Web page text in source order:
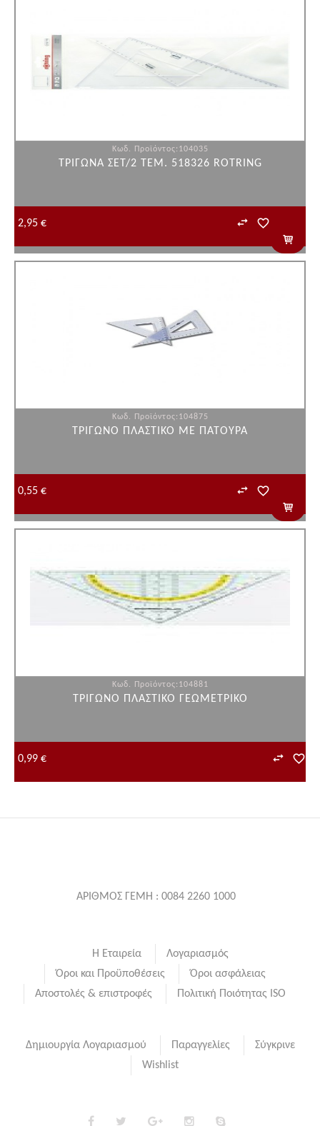
Κωδ. Προϊόντος:104035
ΤΡΙΓΩΝA ΣΕΤ/2 ΤΕΜ. 518326 ROTRING
2,95 €
Κωδ. Προϊόντος:104875
ΤΡΙΓΩΝΟ ΠΛΑΣΤΙΚΟ ME ΠΑΤΟΥΡΑ
0,55 €
Κωδ. Προϊόντος:104881
ΤΡΙΓΩΝΟ ΠΛΑΣΤΙΚΟ ΓΕΩΜΕΤΡΙΚΟ
0,99 €
ΑΡΙΘΜΟΣ ΓΕΜΗ : 0084 2260 1000
Η Εταιρεία
Λογαριασμός
Όροι και Προϋποθέσεις
Όροι ασφάλειας
Αποστολές & επιστροφές
Πολιτική Ποιότητας ISO
Δημιουργία Λογαριασμού Παραγγελίες
Σύγκρινε
Wishlist